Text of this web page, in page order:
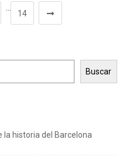
14
Buscar
la historia del Barcelona